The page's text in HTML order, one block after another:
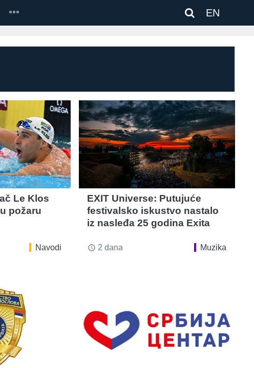
EN
Le Klos
požaru
Navodi
EXIT Universe: Putujuće
festivalsko iskustvo nastalo
iz nasleđa 25 godina Exita
access_time 2 dana Muzika